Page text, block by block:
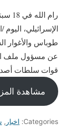
الإسرائيلي،
طوباس والأغوار
عن مسؤول ملف
قوات سلطات
مشاهدة
Categories: اخبار ,